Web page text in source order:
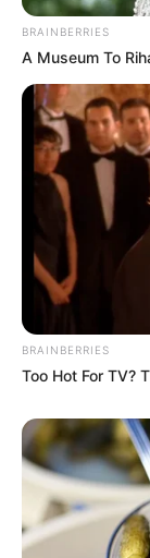
BRAINBERRIES
A Museum To
BRAINBERRIES
Too Hot For TV?